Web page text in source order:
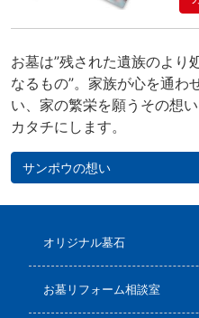
お墓は”残された遺族のより
なるもの”。家族が心を通わ
い、家の繁栄を願うその想
カタチにします。
サンポウの想い
オリジナル墓石
お墓リフォーム相談室